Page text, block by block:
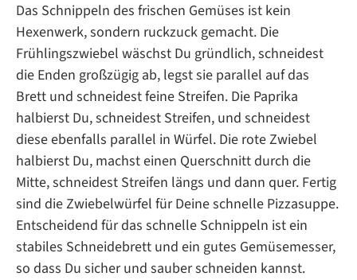
Das Schnippeln des frischen Gemüses ist kein
Hexenwerk, sondern ruckzuck gemacht. Die
Frühlingszwiebel wäschst Du gründlich, schneidest
die Enden großzügig ab, legst sie parallel auf das
Brett und schneidest feine Streifen. Die Paprika
halbierst Du, schneidest Streifen, und schneidest
diese ebenfalls parallel in Würfel. Die rote Zwiebel
halbierst Du, machst einen Querschnitt durch die
Mitte, schneidest Streifen längs und dann quer. Fertig
sind die Zwiebelwürfel für Deine schnelle Pizzasuppe.
Entscheidend für das schnelle Schnippeln ist ein
stabiles Schneidebrett und ein gutes Gemüsemesser,
so dass Du sicher und sauber schneiden kannst.